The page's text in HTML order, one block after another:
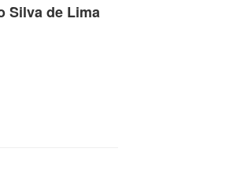
Silva de Lima